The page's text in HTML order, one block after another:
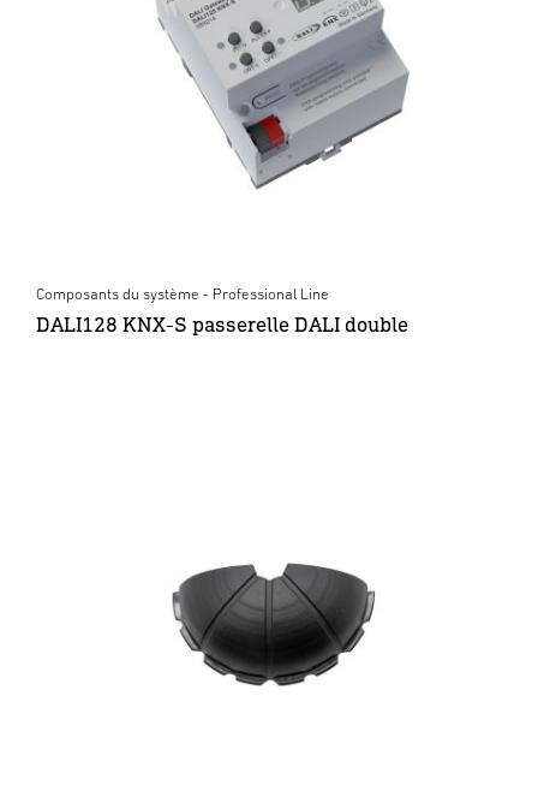
Composants du système - Professional Line
DALI128 KNX-S passerelle DALI double